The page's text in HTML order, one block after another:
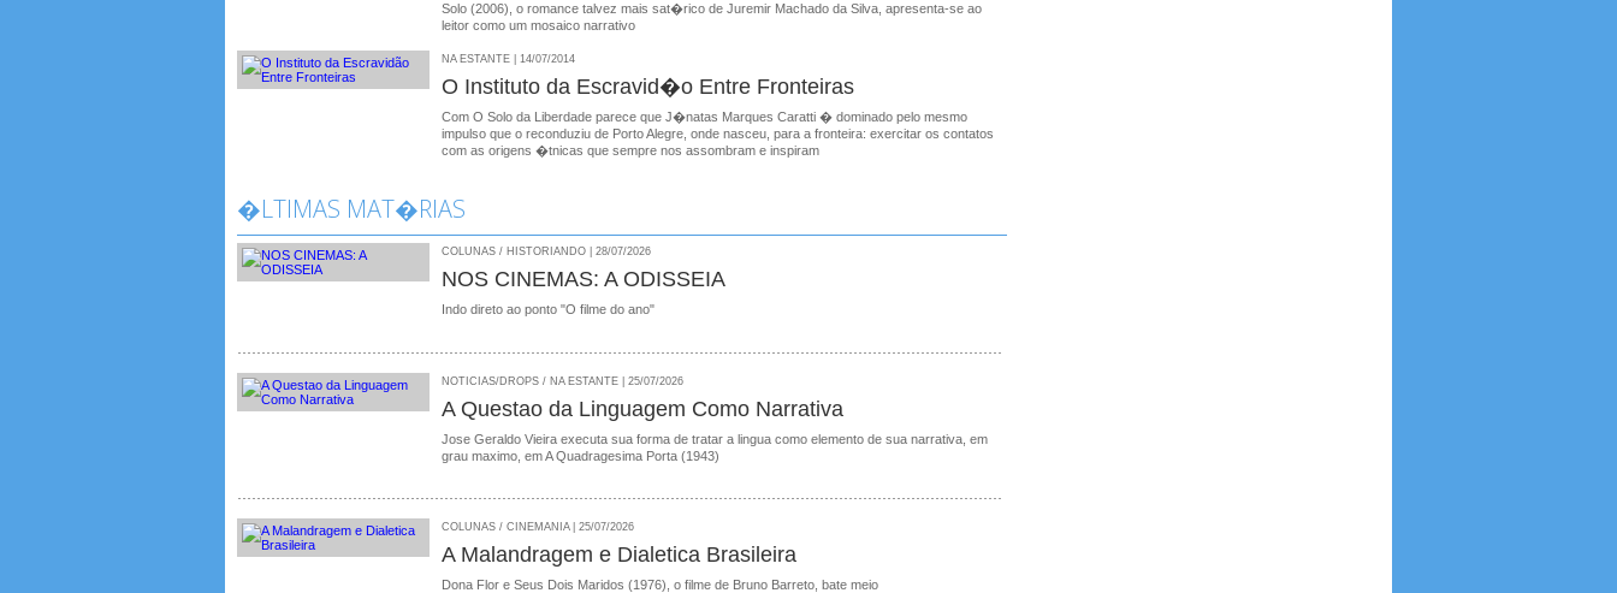
Solo (2006), o romance talvez mais sat�rico de Juremir Machado da Silva, apresenta-se ao
leitor como um mosaico narrativo
NA ESTANTE | 14/07/2014
O Instituto da Escravid�o Entre Fronteiras
Com O Solo da Liberdade parece que J�natas Marques Caratti � dominado pelo mesmo
impulso que o reconduziu de Porto Alegre, onde nasceu, para a fronteira: exercitar os contatos
com as origens �tnicas que sempre nos assombram e inspiram
�LTIMAS MAT�RIAS
COLUNAS / HISTORIANDO | 28/07/2026
NOS CINEMAS: A ODISSEIA
Indo direto ao ponto "O filme do ano"
NOTICIAS/DROPS / NA ESTANTE | 25/07/2026
A Questao da Linguagem Como Narrativa
Jose Geraldo Vieira executa sua forma de tratar a lingua como elemento de sua narrativa, em
grau maximo, em A Quadragesima Porta (1943)
COLUNAS / CINEMANIA | 25/07/2026
A Malandragem e Dialetica Brasileira
Dona Flor e Seus Dois Maridos (1976), o filme de Bruno Barreto, bate meio